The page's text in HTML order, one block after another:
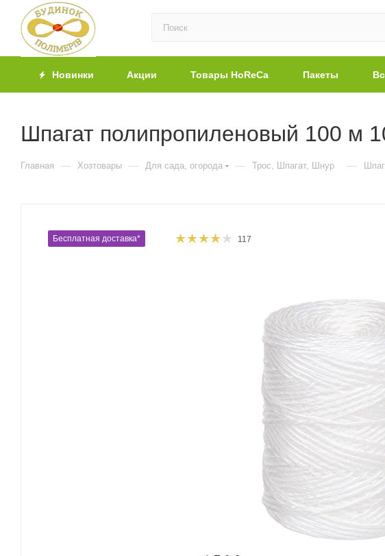
Новинки Акции Товары HoReCa Пакеты
Шпагат полипропиленовый 100 м
Главная — Хозтовары — Для сада, огорода — Трос, Шпагат, Шнур —
Бесплатная доставка* 117